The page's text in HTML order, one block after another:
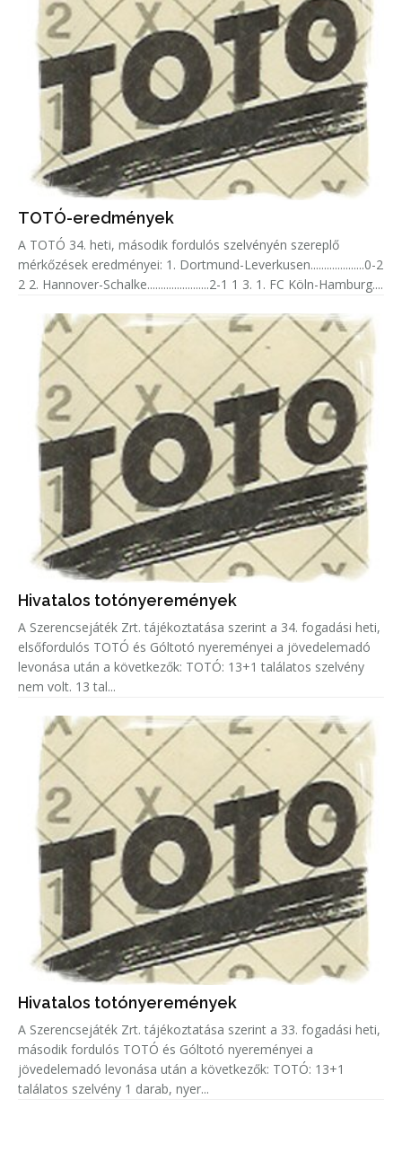
TOTÓ-eredmények
A TOTÓ 34. heti, második fordulós szelvényén szereplő
mérkőzések eredményei: 1. Dortmund-Leverkusen....................0-2
2 2. Hannover-Schalke.......................2-1 1 3. 1. FC Köln-Hamburg....
Hivatalos totónyeremények
A Szerencsejáték Zrt. tájékoztatása szerint a 34. fogadási heti,
elsőfordulós TOTÓ és Góltotó nyereményei a jövedelemadó
levonása után a következők: TOTÓ: 13+1 találatos szelvény
nem volt. 13 tal...
Hivatalos totónyeremények
A Szerencsejáték Zrt. tájékoztatása szerint a 33. fogadási heti,
második fordulós TOTÓ és Góltotó nyereményei a
jövedelemadó levonása után a következők: TOTÓ: 13+1
találatos szelvény 1 darab, nyer...